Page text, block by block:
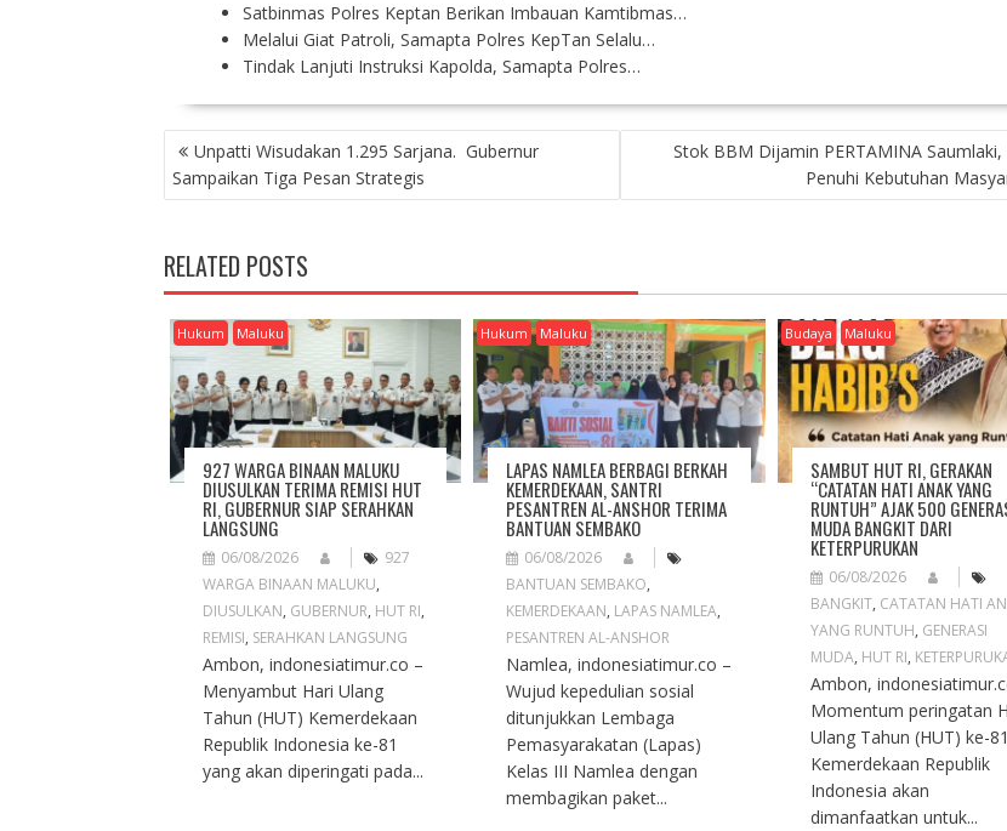
Satbinmas Polres Keptan Berikan Imbauan Kamtibmas…
Melalui Giat Patroli, Samapta Polres KepTan Selalu…
Tindak Lanjuti Instruksi Kapolda, Samapta Polres…
P
O
S
N
A
V
G
A
T
O
N
Unpatti Wisudakan 1.295 Sarjana. Gubernur
Sampaikan Tiga Pesan Strategis
Stok BBM Dijamin PERTAMINA
Penuhi Kebutuhan
RELATED POSTS
Hukum Maluku
927 WARGA BINAAN MALUKU
DIUSULKAN TERIMA REMISI HUT
RI, GUBERNUR SIAP SERAHKAN
LANGSUNG
06/08/2026
927
WARGA BINAAN MALUKU,
DIUSULKAN, GUBERNUR, HUT RI,
REMISI, SERAHKAN LANGSUNG
Ambon, indonesiatimur.co –
Menyambut Hari Ulang
Tahun (HUT) Kemerdekaan
Republik Indonesia ke-81
yang akan diperingati pada...
Hukum Maluku
LAPAS NAMLEA BERBAGI BERKAH
KEMERDEKAAN, SANTRI
PESANTREN AL-ANSHOR TERIMA
BANTUAN SEMBAKO
06/08/2026
BANTUAN SEMBAKO,
KEMERDEKAAN, LAPAS NAMLEA,
PESANTREN AL-ANSHOR
Namlea, indonesiatimur.co –
Wujud kepedulian sosial
ditunjukkan Lembaga
Pemasyarakatan (Lapas)
Kelas III Namlea dengan
membagikan paket...
Budaya Maluku
SAMBUT HUT RI, GERAKAN
“CATATAN HATI ANAK YANG
RUNTUH” AJAK 500
MUDA BANGKIT DARI
KETERPURUKAN
06/08/2026
BANGKIT, CATATAN HATI
YANG RUNTUH, GENERASI
MUDA, HUT RI,
Ambon,
Momentum peringatan
Ulang Tahun (HUT) ke-81
Kemerdekaan Republik
Indonesia akan
dimanfaatkan untuk...